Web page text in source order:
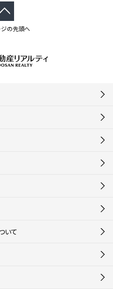
ジの先頭へ
いて